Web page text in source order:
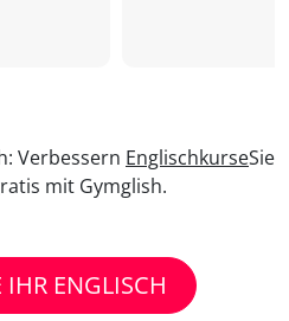
Verbessern EnglischkurseSie
mit Gymglish.
IHR ENGLISCH